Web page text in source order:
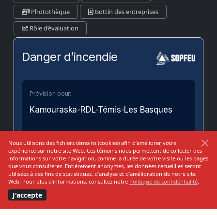
MUNICIPALITÉ DE
Saint-Épiphane
Photothèque
Bottin des entreprises
Rôle d’évaluation
Danger d’incendie
Prévision pour:
Kamouraska-RDL-Témis-Les Basques
VOIR SUR LA CARTE
Nous utilisons des fichiers témoins (cookies) afin d’améliorer votre
expérience sur notre site Web. Ces témoins nous permettent de collecter des
informations sur votre navigation, comme la durée de votre visite ou les pages
que vous consulterez. Entièrement anonymes, les données recueillies seront
utilisées à des fins de statistiques, d’analyse et d’amélioration de notre site
Web. Pour plus d’informations, consultez notre Politique de confidentialité.
J'accepte